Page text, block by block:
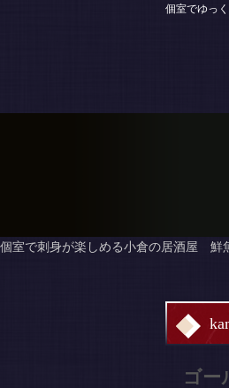
個室でゆっ
個室で刺身が楽しめる小倉の居酒屋 鮮
ゴー